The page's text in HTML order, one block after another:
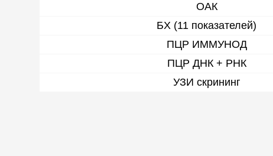
ОАК
БХ (11 показателей)
ПЦР ИММУНОД
ПЦР ДНК + РНК
УЗИ скрининг